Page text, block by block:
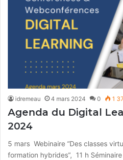
idremeau 4 mars 2024 0 1
Agenda du Digital
2024
5 mars Webinaire “Des classes
formation hybrides”, 11 h